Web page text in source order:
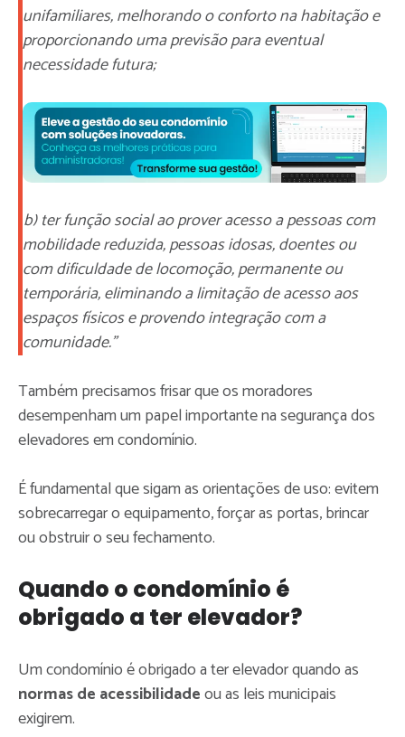
unifamiliares, melhorando o conforto na habitação e
proporcionando uma previsão para eventual
necessidade futura;
b) ter função social ao prover acesso a pessoas com
mobilidade reduzida, pessoas idosas, doentes ou
com dificuldade de locomoção, permanente ou
temporária, eliminando a limitação de acesso aos
espaços físicos e provendo integração com a
comunidade."
Também precisamos frisar que os moradores
desempenham um papel importante na segurança dos
elevadores em condomínio.
É fundamental que sigam as orientações de uso: evitem
sobrecarregar o equipamento, forçar as portas, brincar
ou obstruir o seu fechamento.
Quando o condomínio é
obrigado a ter elevador?
Um condomínio é obrigado a ter elevador quando as
normas de acessibilidadeou as leis municipais
exigirem.